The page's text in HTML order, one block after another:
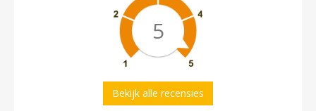
5
Bekijk alle recensies